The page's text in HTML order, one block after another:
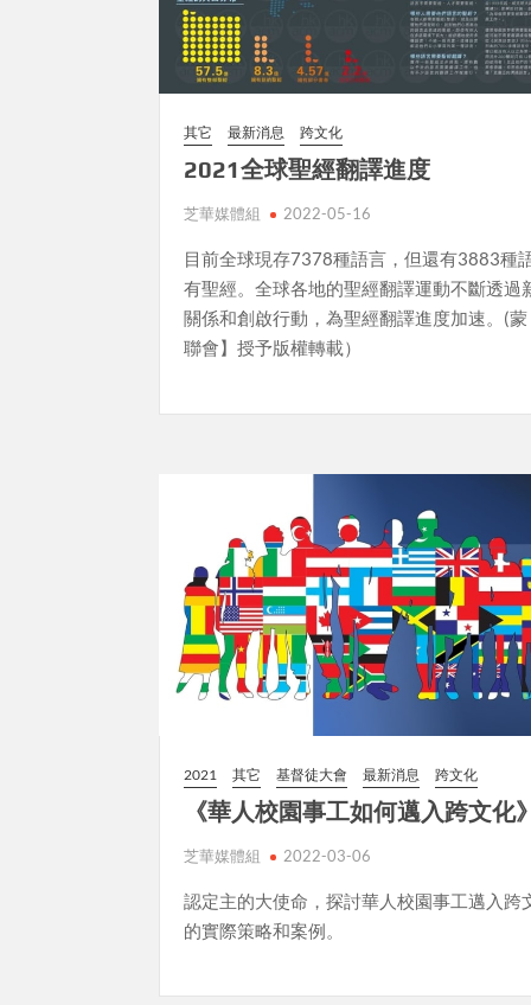
其它 最新消息 跨文化
2021全球聖經翻譯進度
芝華媒體組 2022-05-16
目前全球現存7378種語言，但還有3883種
有聖經。全球各地的聖經翻譯運動不斷透過
關係和創啟行動，為聖經翻譯進度加速。(
聯會】授予版權轉載）
2021 其它 基督徒大會 最新消息 跨文化
《華人校園事工如何邁入跨文化》
芝華媒體組 2022-03-06
認定主的大使命，探討華人校園事工邁入跨
的實際策略和案例。